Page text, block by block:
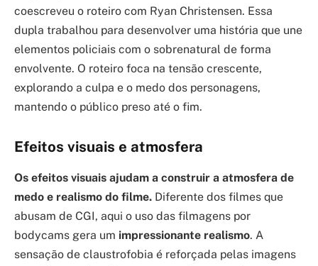
coescreveu o roteiro com Ryan Christensen. Essa
dupla trabalhou para desenvolver uma história que une
elementos policiais com o sobrenatural de forma
envolvente. O roteiro foca na tensão crescente,
explorando a culpa e o medo dos personagens,
mantendo o público preso até o fim.
Efeitos visuais e atmosfera
Os efeitos visuais ajudam a construir a atmosfera de
medo e realismo do filme. Diferente dos filmes que
abusam de CGI, aqui o uso das filmagens por
bodycams gera um impressionante realismo. A
sensação de claustrofobia é reforçada pelas imagens